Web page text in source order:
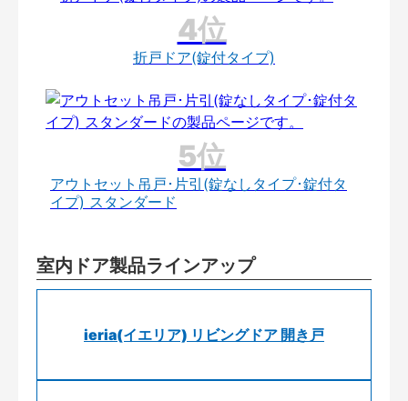
折戸ドア(錠付タイプ)
アウトセット吊戸･片引(錠なしタイプ･錠付タ
イプ) スタンダード
室内ドア製品ラインアップ
ieria(イエリア) リビングドア 開き戸